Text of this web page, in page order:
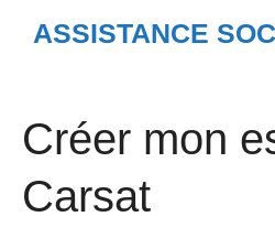
ASSISTANCE
Créer mon
Carsat